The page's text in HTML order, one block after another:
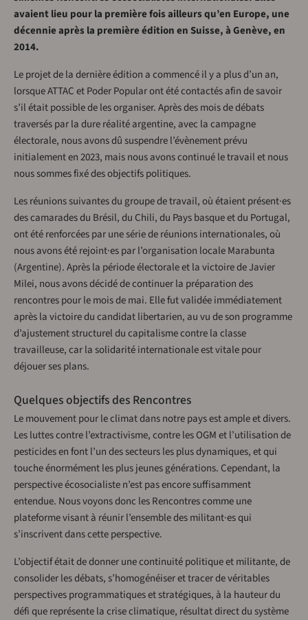
avaient lieu pour la première fois ailleurs qu’en Europe, une
décennie après la première édition en Suisse, à Genève, en
2014.
Le projet de la dernière édition a commencé il y a plus d’un an,
lorsque ATTAC et Poder Popular ont été contactés afin de savoir
s’il était possible de les organiser. Après des mois de débats
traversés par la dure réalité argentine, avec la campagne
électorale, nous avons dû suspendre l’évènement prévu
initialement en 2023, mais nous avons continué le travail et nous
nous sommes fixé des objectifs politiques.
Les réunions suivantes du groupe de travail, où étaient présent·es
des camarades du Brésil, du Chili, du Pays basque et du Portugal,
ont été renforcées par une série de réunions internationales, où
nous avons été rejoint·es par l’organisation locale Marabunta
(Argentine). Après la période électorale et la victoire de Javier
Milei, nous avons décidé de continuer la préparation des
rencontres pour le mois de mai. Elle fut validée immédiatement
après la victoire du candidat libertarien, au vu de son programme
d’ajustement structurel du capitalisme contre la classe
travailleuse, car la solidarité internationale est vitale pour
déjouer ses plans.
Quelques objectifs des Rencontres
Le mouvement pour le climat dans notre pays est ample et divers.
Les luttes contre l’extractivisme, contre les OGM et l’utilisation de
pesticides en font l’un des secteurs les plus dynamiques, et qui
touche énormément les plus jeunes générations. Cependant, la
perspective écosocialiste n’est pas encore suffisamment
entendue. Nous voyons donc les Rencontres comme une
plateforme visant à réunir l’ensemble des militant·es qui
s’inscrivent dans cette perspective.
L’objectif était de donner une continuité politique et militante, de
consolider les débats, s’homogénéiser et tracer de véritables
perspectives programmatiques et stratégiques, à la hauteur du
défi que représente la crise climatique, résultat direct du système